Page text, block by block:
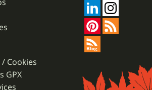
Cookies
GPX